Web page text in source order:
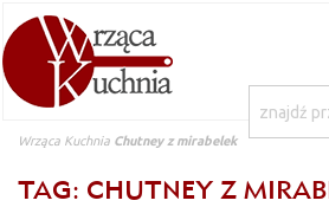
Wrząca Kuchnia Chutney z mirabelek
TAG: CHUTNEY Z